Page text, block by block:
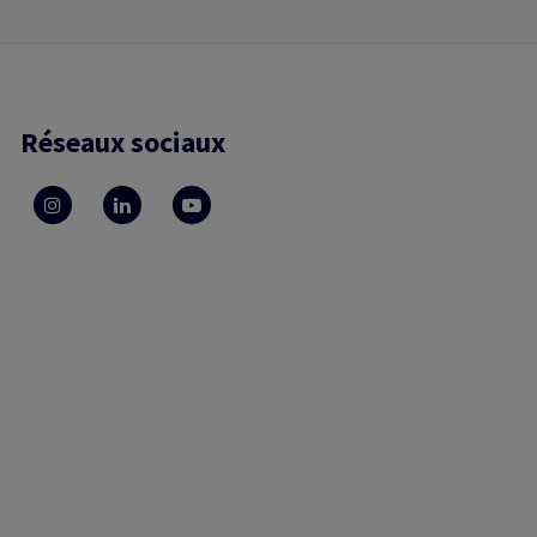
Réseaux sociaux